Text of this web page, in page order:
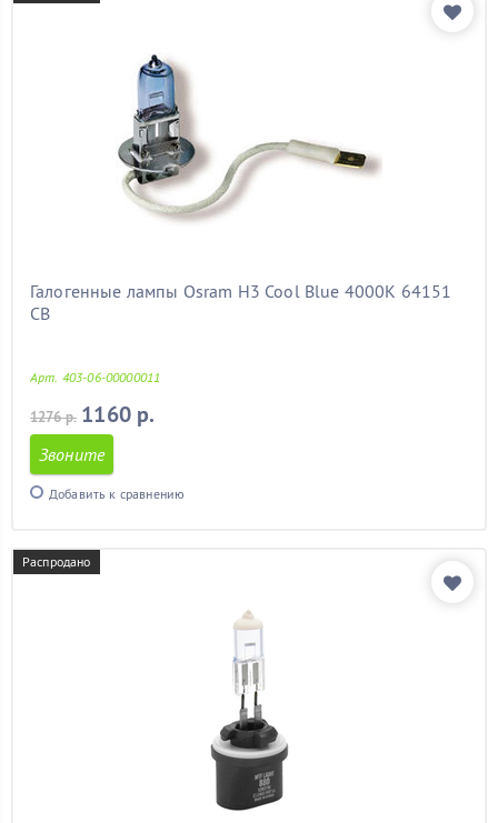
Галогенные лампы Osram H3 Cool Blue 4000K 64151
CB
Арт. 403-06-00000011
1276 р. 1160 р.
Звоните
Добавить к сравнению
Распродано